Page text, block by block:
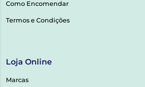
Como Encomendar
Termos e Condições
Loja Online
Marcas